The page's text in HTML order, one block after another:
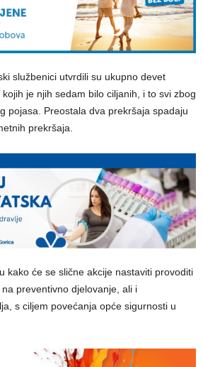
službenici utvrdili su ukupno devet
je njih sedam bilo ciljanih, i to svi zbog
pojasa. Preostala dva prekršaja spadaju
prekršaja.
kako će se slične akcije nastaviti provoditi
preventivno djelovanje, ali i
s ciljem povećanja opće sigurnosti u